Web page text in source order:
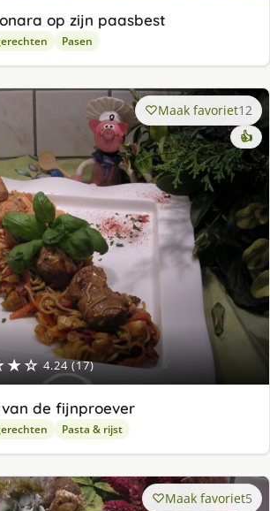
op zijn paasbest
Pasen
4.24 (17)
Maak favoriet12
👍
de fijnproever
Pasta & rijst
Maak favoriet5